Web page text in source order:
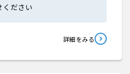
ください
詳細をみる